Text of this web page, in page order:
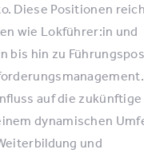
Diese Positionen
wie Lokführer:in und
bis hin zu
auf die
dynamischen
und